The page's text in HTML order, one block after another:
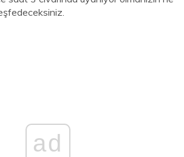
ad